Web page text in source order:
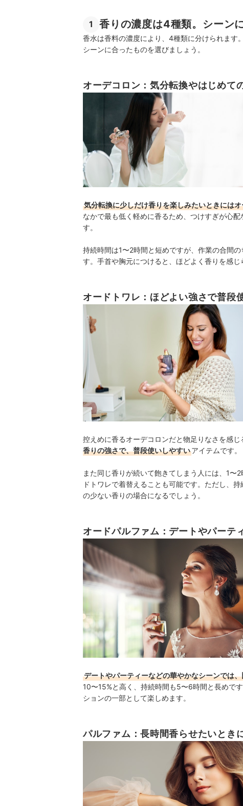
1 香りの濃度は4種類。シーン
香水は香料の濃度により、4種類に分けられます
シーンに合ったものを選びましょう。
オーデコロン：気分転換やはじめて
気分転換に少しだけ香りを楽しみたいときには
なかで最も低く軽めに香るため、つけすぎが心
す。
持続時間は1〜2時間と短めですが、作業の合間
す。手首や胸元につけると、ほどよく香りを感じ
オードトワレ：ほどよい強さで普段
控えめに香るオーデコロンだと物足りなさを感
香りの強さで、普段使いしやすいアイテムです。
また同じ香りが続いて飽きてしまう人には、1
ドトワレで着替えることも可能です。ただし、
の少ない香りの場合になるでしょう。
オードパルファム：デートやパーテ
デートやパーティーなどの華やかなシーンでは
10〜15%と高く、持続時間も5〜6時間と長めで
ションの一部として楽しめます。
パルファム：長時間香らせたいとき